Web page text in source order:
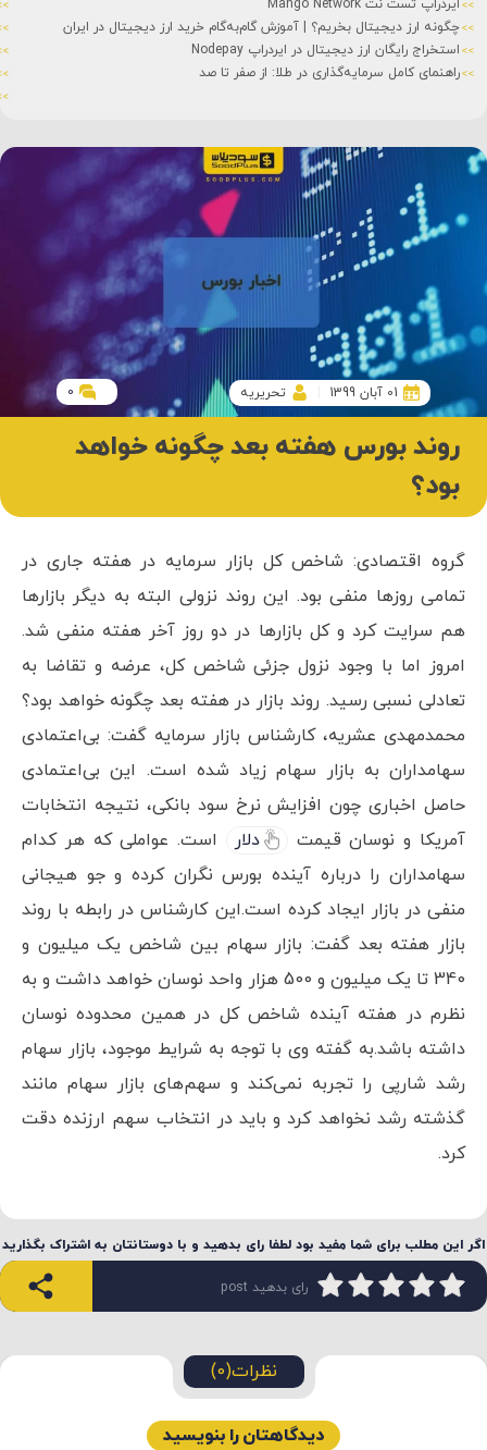
ایردراپ تست نت Mango Network
چگونه ارز دیجیتال بخریم؟ | آموزش گام‌به‌گام خرید ارز دیجیتال در ایران
استخراج رایگان ارز دیجیتال در ایردراپ Nodepay
راهنمای کامل سرمایه‌گذاری در طلا: از صفر تا صد
روند بورس هفته بعد چگونه خواهد
بود؟
01 آبان 1399 تحریریه 0
گروه اقتصادی: شاخص کل بازار سرمایه در هفته جاری در
تمامی روزها منفی بود. این روند نزولی البته به دیگر بازارها
هم سرایت کرد و کل بازارها در دو روز آخر هفته منفی شد.
امروز اما با وجود نزول جزئی شاخص کل، عرضه و تقاضا به
تعادلی نسبی رسید. روند بازار در هفته بعد چگونه خواهد بود؟
محمدمهدی عشریه، کارشناس بازار سرمایه گفت: بی‌اعتمادی
سهامداران به بازار سهام زیاد شده است. این بی‌اعتمادی
حاصل اخباری چون افزایش نرخ سود بانکی، نتیجه انتخابات
آمریکا و نوسان قیمت
دلار
است. عواملی که هر کدام
سهامداران را درباره آینده بورس نگران کرده و جو هیجانی
منفی در بازار ایجاد کرده است.این کارشناس در رابطه با روند
بازار هفته بعد گفت: بازار سهام بین شاخص یک میلیون و
340 تا یک میلیون و 500 هزار واحد نوسان خواهد داشت و به
نظرم در هفته آینده شاخص کل در همین محدوده نوسان
داشته باشد.به گفته وی با توجه به شرایط موجود، بازار سهام
رشد شارپی را تجربه نمی‌کند و سهم‌های بازار سهام مانند
گذشته رشد نخواهد کرد و باید در انتخاب سهم ارزنده دقت
کرد.
اگر این مطلب برای شما مفید بود لطفا رای بدهید و با دوستانتان به اشتراک بگذارید
رای بدهید post
نظرات(0)
دیدگاهتان را بنویسید